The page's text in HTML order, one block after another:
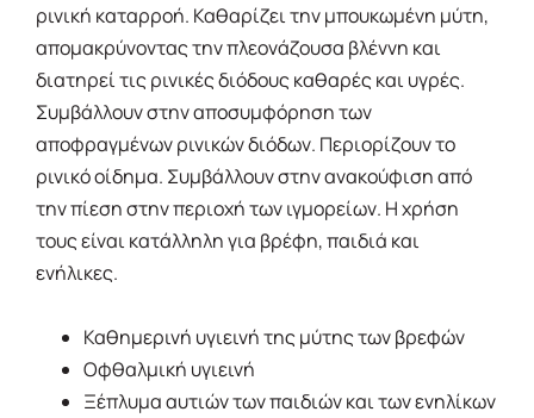
ρινική καταρροή. Καθαρίζει την μπουκωμένη μύτη,
απομακρύνοντας την πλεονάζουσα βλέννη και
διατηρεί τις ρινικές διόδους καθαρές και υγρές.
Συμβάλλουν στην αποσυμφόρηση των
αποφραγμένων ρινικών διόδων. Περιορίζουν το
ρινικό οίδημα. Συμβάλλουν στην ανακούφιση από
την πίεση στην περιοχή των ιγμορείων. Η χρήση
τους είναι κατάλληλη για βρέφη, παιδιά και
ενήλικες.
Καθημερινή υγιεινή της μύτης των βρεφών
Οφθαλμική υγιεινή
Ξέπλυμα αυτιών των παιδιών και των ενηλίκων